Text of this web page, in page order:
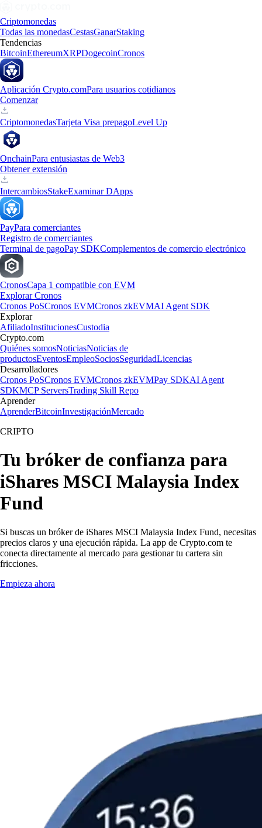
Criptomonedas
Todas las monedasCestasGanarStaking
Tendencias
BitcoinEthereumXRPDogecoinCronos
Aplicación Crypto.comPara usuarios cotidianos
Comenzar
CriptomonedasTarjeta Visa prepagoLevel Up
OnchainPara entusiastas de Web3
Obtener extensión
IntercambiosStakeExaminar DApps
PayPara comerciantes
Registro de comerciantes
Terminal de pagoPay SDKComplementos de comercio electrónico
CronosCapa 1 compatible con EVM
Explorar Cronos
Cronos PoSCronos EVMCronos zkEVMAI Agent SDK
Explorar
AfiliadoInstitucionesCustodia
Crypto.com
Quiénes somosNoticiasNoticias de
productosEventosEmpleoSociosSeguridadLicencias
Desarrolladores
Cronos PoSCronos EVMCronos zkEVMPay SDKAI Agent
SDKMCP ServersTrading Skill Repo
Aprender
AprenderBitcoinInvestigaciónMercado
CRIPTO
Tu bróker de confianza para
iShares MSCI Malaysia Index
Fund
Si buscas un bróker de iShares MSCI Malaysia Index Fund, necesitas
precios claros y una ejecución rápida. La app de Crypto.com te
conecta directamente al mercado para gestionar tu cartera sin
fricciones.
Empieza ahora